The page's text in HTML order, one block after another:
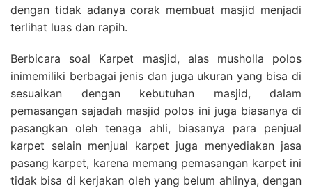
dengan tidak adanya corak membuat masjid menjadi
terlihat luas dan rapih.
Berbicara soal Karpet masjid, alas musholla polos
inimemiliki berbagai jenis dan juga ukuran yang bisa di
sesuaikan dengan kebutuhan masjid, dalam
pemasangan sajadah masjid polos ini juga biasanya di
pasangkan oleh tenaga ahli, biasanya para penjual
karpet selain menjual karpet juga menyediakan jasa
pasang karpet, karena memang pemasangan karpet ini
tidak bisa di kerjakan oleh yang belum ahlinya, dengan